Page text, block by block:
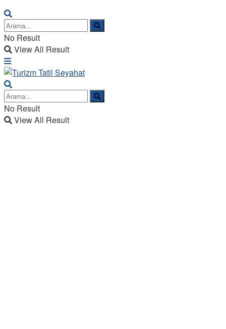
No Result
View All Result
No Result
View All Result